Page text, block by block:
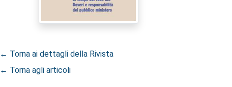
← Torna ai dettagli della Rivista
← Torna agli articoli